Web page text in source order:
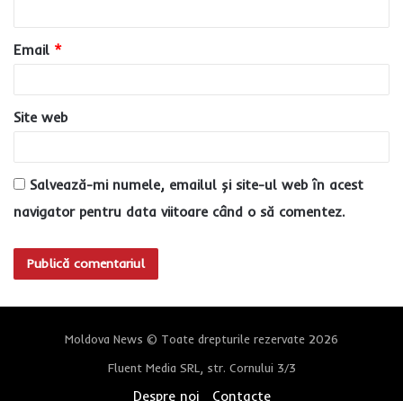
u
*
Email *
Site web
Salvează-mi numele, emailul și site-ul web în acest
navigator pentru data viitoare când o să comentez.
Moldova News © Toate drepturile rezervate 2026
Fluent Media SRL, str. Cornului 3/3
Despre noi Contacte